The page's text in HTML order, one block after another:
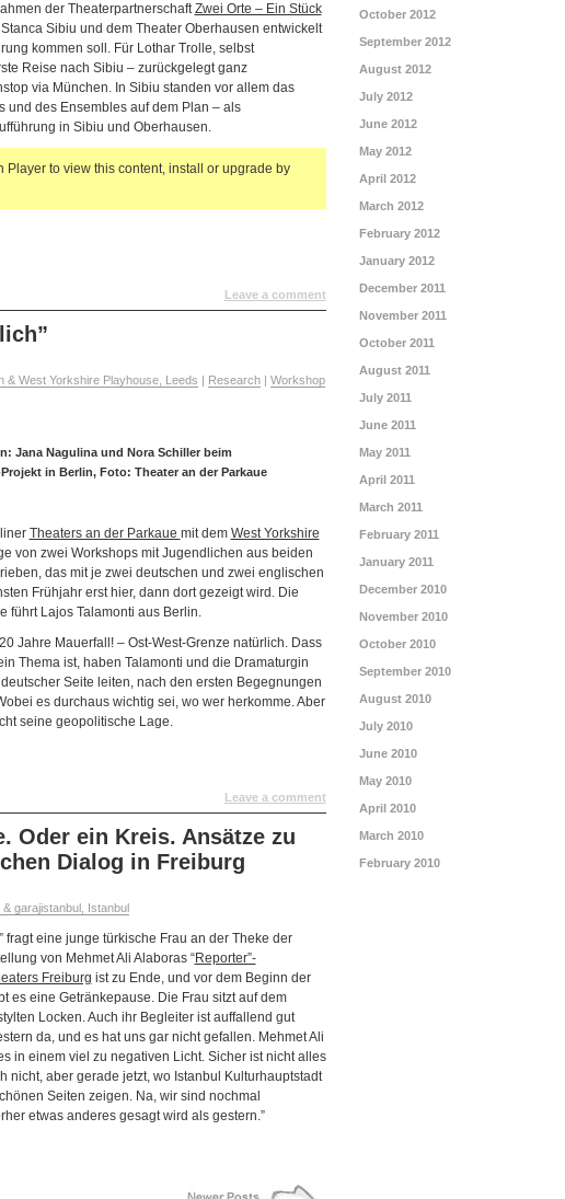
der TheaterpartnerschaftZwei Orte – Ein Stück
Sibiu und dem Theater Oberhausen entwickelt
kommen soll. Für Lothar Trolle, selbst
Reise nach Sibiu – zurückgelegt ganz
via München. In Sibiu standen vor allem das
und des Ensembles auf dem Plan – als
in Sibiu und Oberhausen.
Player to view this content, install or upgrade by
Leave a comment
& West Yorkshire Playhouse, Leeds | Research| Workshop
Jana Nagulina und Nora Schiller beim
in Berlin, Foto: Theater an der Parkaue
Theaters an der Parkaue mit dem West Yorkshire
von zwei Workshops mit Jugendlichen aus beiden
das mit je zwei deutschen und zwei englischen
Frühjahr erst hier, dann dort gezeigt wird. Die
führt Lajos Talamonti aus Berlin.
Jahre Mauerfall! – Ost-West-Grenze natürlich. Dass
Thema ist, haben Talamonti und die Dramaturgin
Seite leiten, nach den ersten Begegnungen
es durchaus wichtig sei, wo wer herkomme. Aber
seine geopolitische Lage.
Leave a comment
Oder ein Kreis. Ansätze zu
Dialog in Freiburg
garajistanbul, Istanbul
fragt eine junge türkische Frau an der Theke der
von Mehmet Ali Alaboras “Reporter”-
Freiburg ist zu Ende, und vor dem Beginn der
es eine Getränkepause. Die Frau sitzt auf dem
Locken. Auch ihr Begleiter ist auffallend gut
da, und es hat uns gar nicht gefallen. Mehmet Ali
in einem viel zu negativen Licht. Sicher ist nicht alles
nicht, aber gerade jetzt, wo Istanbul Kulturhauptstadt
Seiten zeigen. Na, wir sind nochmal
etwas anderes gesagt wird als gestern.”
October 2012
September 2012
August 2012
July 2012
June 2012
May 2012
April 2012
March 2012
February 2012
January 2012
December 2011
November 2011
October 2011
August 2011
July 2011
June 2011
May 2011
April 2011
March 2011
February 2011
January 2011
December 2010
November 2010
October 2010
September 2010
August 2010
July 2010
June 2010
May 2010
April 2010
March 2010
February 2010